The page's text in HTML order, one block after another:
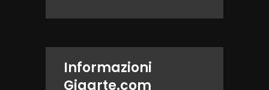
Informazioni
Gigarte.com